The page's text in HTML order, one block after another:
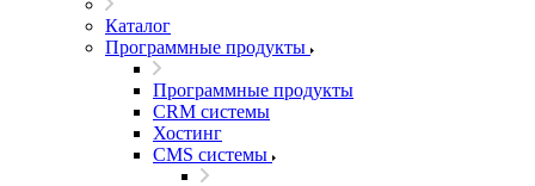
Каталог
Программные продукты
Программные продукты
CRM системы
Хостинг
CMS системы